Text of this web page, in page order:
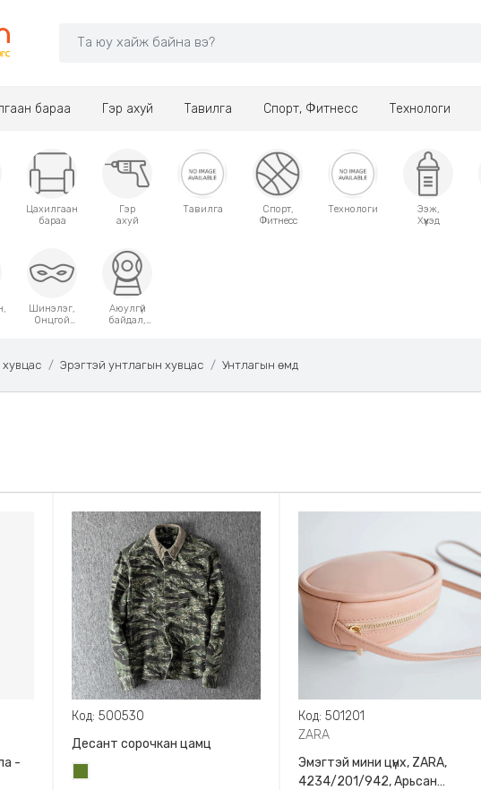
бараа Гэр ахуй Тавилга Спорт, Фитнесс Технологи
Цахилгаан
бараа
Гэр
ахуй
Тавилга
Спорт,
Фитнесс
Технологи
Ээж,
Хүүхэд
Шинэлэг,
Онцгой
Аюулгүй
байдал,
Эрэгтэй унтлагын хувцас Унтлагын өмд
-
Код: 500530
Десант сорочкан цамц
Код: 501201
ZARA
Эмэгтэй мини цүнх, ZARA,
4234/201/942, Арьсан